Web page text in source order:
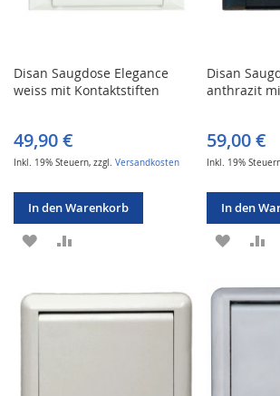
Disan Saugdose Elegance
weiss mit Kontaktstiften
49,90 €
Inkl. 19% Steuern, zzgl. Versandkosten
In den Warenkorb
ZUR
Disan
anthrazit
59,00 €
Inkl. 19%
In den
ZUR